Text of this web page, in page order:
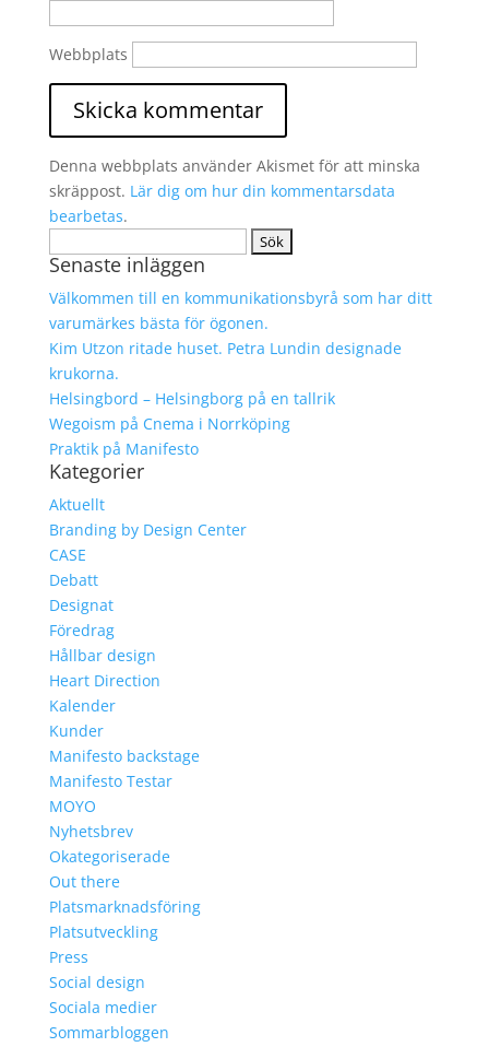
Webbplats
Denna webbplats använder Akismet för att minska
skräppost. Lär dig om hur din kommentarsdata
bearbetas.
efter:
Senaste inläggen
Välkommen till en kommunikationsbyrå som har ditt
varumärkes bästa för ögonen.
Kim Utzon ritade huset. Petra Lundin designade
krukorna.
Helsingbord – Helsingborg på en tallrik
Wegoism på Cnema i Norrköping
Praktik på Manifesto
Kategorier
Aktuellt
Branding by Design Center
CASE
Debatt
Designat
Föredrag
Hållbar design
Heart Direction
Kalender
Kunder
Manifesto backstage
Manifesto Testar
MOYO
Nyhetsbrev
Okategoriserade
Out there
Platsmarknadsföring
Platsutveckling
Press
Social design
Sociala medier
Sommarbloggen